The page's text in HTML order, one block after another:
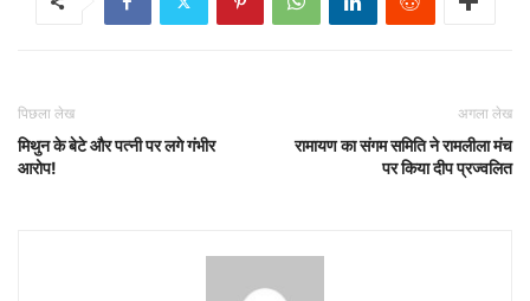
पिछला लेख
मिथुन के बेटे और पत्नी पर लगे गंभीर
आरोप!
अगला लेख
रामायण का संगम समिति ने रामलीला मंच
पर किया दीप प्रज्वलित